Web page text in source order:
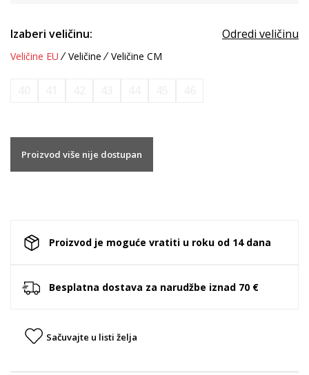
Izaberi veličinu: Odredi veličinu
Veličine EU Veličine Veličine CM
Proizvod više nije dostupan
Proizvod je moguće vratiti u roku od 14 dana
Besplatna dostava za narudžbe iznad 70 €
Sačuvajte u listi želja